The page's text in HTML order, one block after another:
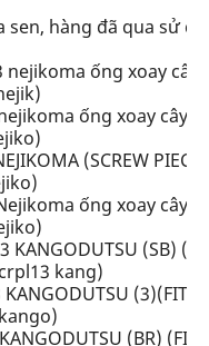
sen, hàng đã qua sử
nejikoma ống xoay cây
ống xoay cây
(SCREW
ống xoay cây
KANGODUTSU (SB)
kang)
KANGODUTSU
(BR)